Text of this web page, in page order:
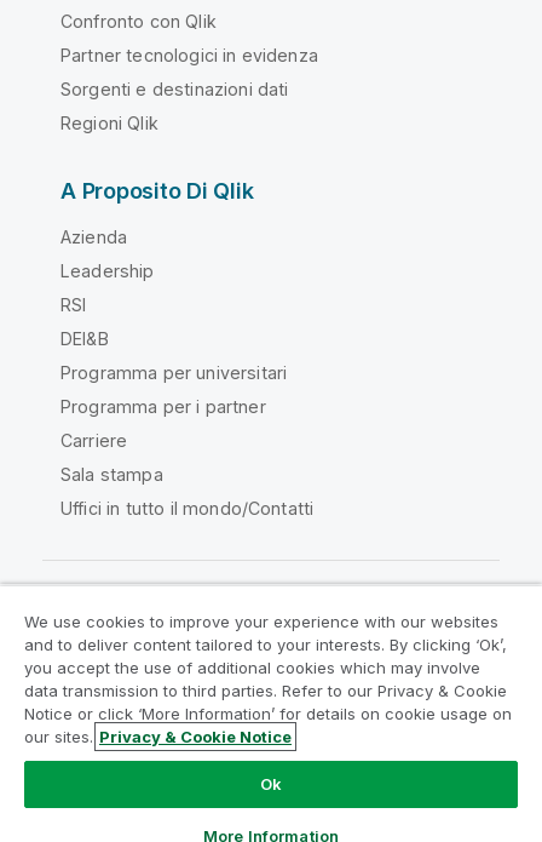
Confronto con Qlik
Partner tecnologici in evidenza
Sorgenti e destinazioni dati
Regioni Qlik
A Proposito Di Qlik
Azienda
Leadership
RSI
DEI&B
Programma per universitari
Programma per i partner
Carriere
Sala stampa
Uffici in tutto il mondo/Contatti
Qlik Community
Contratti
Termini del prodotto
Legal Policies
Note Legali
Termini di utilizzo
Marchi
Do Not Share My Info
Copyright © 1993-2026 QlikTech International AB. Tutti i
We use cookies to improve your experience with our websites
and to deliver content tailored to your interests. By clicking ‘Ok’,
you accept the use of additional cookies which may involve
data transmission to third parties. Refer to our Privacy & Cookie
Notice or click ‘More Information’ for details on cookie usage on
our sites. Privacy & Cookie Notice
Ok
More Information